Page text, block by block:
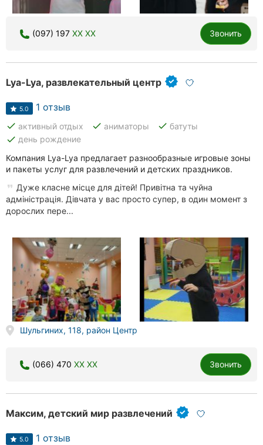
(097) 197 XX XX Звонить
Lya-Lya, развлекательный центр
5.0 1 отзыв
done активный отдых done аниматоры done батуты
done день рождение
Компания Lya-Lya предлагает разнообразные игровые зоны
и пакеты услуг для развлечений и детских праздников.
Дуже класне місце для дітей! Привітна та чуйна
адміністрація. Дівчата у вас просто супер, в один момент з
дорослих пере...
Шульгиних, 118, район Центр
(066) 470 XX XX Звонить
Максим, детский мир развлечений
5.0 1 отзыв